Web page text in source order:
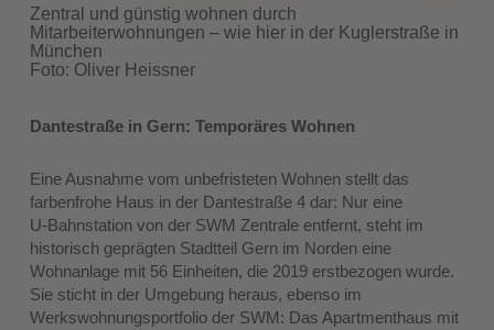
Zentral und günstig wohnen durch
Mitarbeiterwohnungen – wie hier in der Kuglerstraße in
München
Foto: Oliver Heissner
Dantestraße in Gern: Temporäres Wohnen
Eine Ausnahme vom unbefristeten Wohnen stellt das
farbenfrohe Haus in der Dantestraße 4 dar: Nur eine
U‑Bahnstation von der SWM Zentrale entfernt, steht im
historisch geprägten Stadtteil Gern im Norden eine
Wohnanlage mit 56 Einheiten, die 2019 erstbezogen wurde.
Sie sticht in der Umgebung heraus, ebenso im
Werkswohnungsportfolio der SWM: Das Apartmenthaus mit